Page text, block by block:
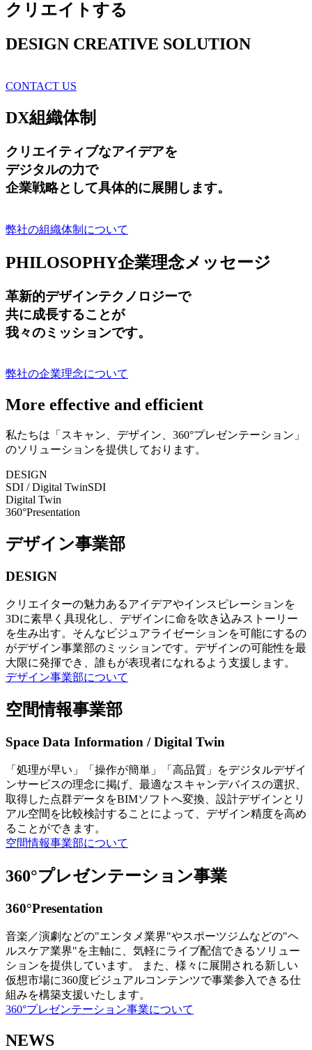
クリエイトする
DESIGN CREATIVE SOLUTION
CONTACT US
DX組織体制
クリエイティブなアイデアを
デジタルの力で
企業戦略として具体的に展開します。
弊社の組織体制について
PHILOSOPHY企業理念メッセージ
革新的デザインテクノロジーで
共に成長することが
我々のミッションです。
弊社の企業理念について
More effective and efficient
私たちは「スキャン、デザイン、360°プレゼンテーション」
のソリューションを提供しております。
DESIGN
SDI / Digital TwinSDI
Digital Twin
360°Presentation
デザイン事業部
DESIGN
クリエイターの魅力あるアイデアやインスピレーションを
3Dに素早く具現化し、デザインに命を吹き込みストーリー
を生み出す。そんなビジュアライゼーションを可能にするの
がデザイン事業部のミッションです。デザインの可能性を最
大限に発揮でき、誰もが表現者になれるよう支援します。
デザイン事業部について
空間情報事業部
Space Data Information / Digital Twin
「処理が早い」「操作が簡単」「高品質」をデジタルデザイ
ンサービスの理念に掲げ、最適なスキャンデバイスの選択、
取得した点群データをBIMソフトへ変換、設計デザインとリ
アル空間を比較検討することによって、デザイン精度を高め
ることができます。
空間情報事業部について
360°プレゼンテーション事業
360°Presentation
音楽／演劇などの"エンタメ業界"やスポーツジムなどの"ヘ
ルスケア業界"を主軸に、気軽にライブ配信できるソリュー
ションを提供しています。 また、様々に展開される新しい
仮想市場に360度ビジュアルコンテンツで事業参入できる仕
組みを構築支援いたします。
360°プレゼンテーション事業について
NEWS